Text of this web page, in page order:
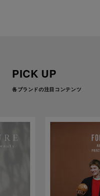
PICK UP
各ブランドの注目コンテンツ